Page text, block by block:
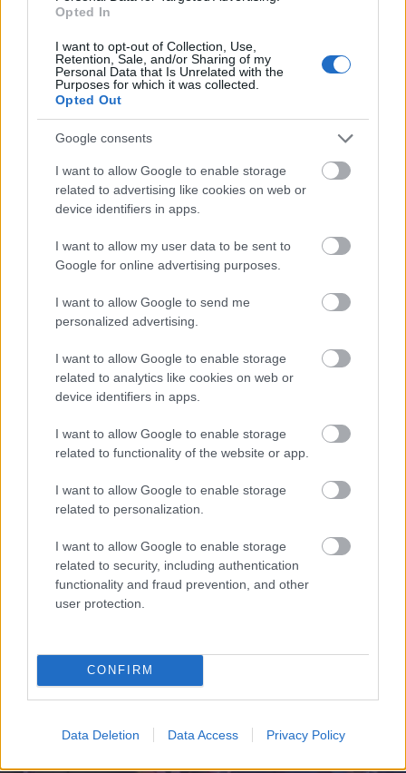
Opted In
I want to opt-out of Collection, Use,
Retention, Sale, and/or Sharing of my
Personal Data that Is Unrelated with the
Purposes for which it was collected.
Opted Out
Google consents
I want to allow Google to enable storage
related to advertising like cookies on web or
device identifiers in apps.
I want to allow my user data to be sent to
Google for online advertising purposes.
I want to allow Google to send me
personalized advertising.
I want to allow Google to enable storage
related to analytics like cookies on web or
device identifiers in apps.
I want to allow Google to enable storage
related to functionality of the website or app.
I want to allow Google to enable storage
related to personalization.
I want to allow Google to enable storage
related to security, including authentication
functionality and fraud prevention, and other
user protection.
CONFIRM
Data Deletion Data Access Privacy Policy
«Φίλτρο» της ΑΑΔΕ στις τραπεζικές καταθέσεις: Πότε
το χαρτζιλίκι και οι αναλήψεις θεωρούνται κρυφή
Το «ντόνατ» της OpenAI: Όλα όσα ξέρουμε για την
πρώτη της συσκευή με υπογραφή Jony Ive